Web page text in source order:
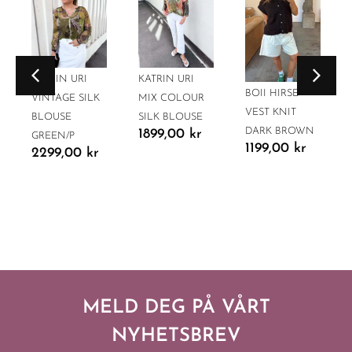
KATRIN URI
VINTAGE SILK
BLOUSE
GREEN/P
2299,00 kr
KATRIN URI
MIX COLOUR
SILK BLOUSE
1899,00 kr
BOII HIRSE
VEST KNIT
DARK BROWN
1199,00 kr
MELD DEG PÅ VÅRT
NYHETSBREV